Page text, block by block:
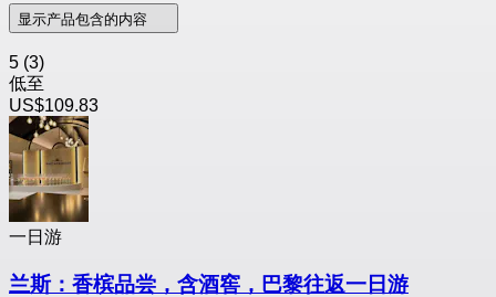
显示产品包含的内容
5 (3)
低至
US$109.83
一日游
兰斯：香槟品尝，含酒窖，巴黎往返一日游